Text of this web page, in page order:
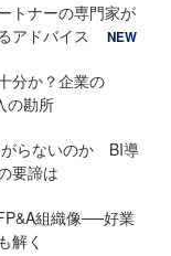
トナーの専門家が
アドバイス
NEW
分か？企業の
の勘所
がらないのか BI導
要諦は
組織像──好業
解く